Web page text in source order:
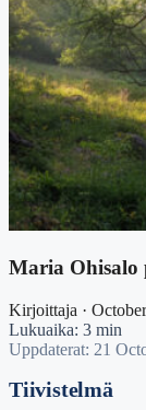
Maria Ohisalo
Kirjoittaja ·
Lukuaika: 3 min
Uppdaterat: 21
Tiivistelmä